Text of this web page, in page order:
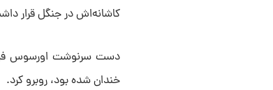
کاشانه‌اش در جنگل قرار
دست سرنوشت اورسوس
خندان شده بود، روبرو کرد.